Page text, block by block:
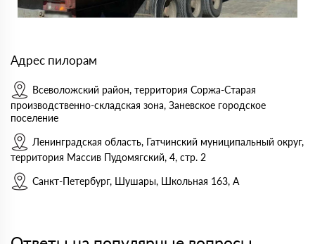
Адрес пилорам
Всеволожский район, территория Соржа-Старая
производственно-складская зона, Заневское городское
поселение
Ленинградская область, Гатчинский муниципальный округ,
территория Массив Пудомягский, 4, стр. 2
Санкт-Петербург, Шушары, Школьная 163, А